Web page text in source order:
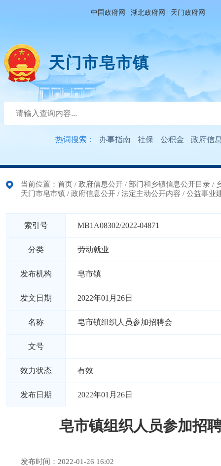
中国政府网 | 湖北政府网 | 天门政府网
天门市皂市镇
热词搜索： 办事指南 社保 公积金 政府信
当前位置： 首页 / 政府信息公开 / 部门和乡镇信息公开目录 /
天门市皂市镇 / 政府信息公开 / 法定主动公开内容 / 公益事业
索引号 MB1A08302/2022-04871
分类 劳动就业
发布机构 皂市镇
发文日期 2022年01月26日
名称 皂市镇组织人员参加招聘会
文号
效力状态 有效
发布日期 2022年01月26日
皂市镇组织人员参加招
发布时间：2022-01-26 16:02